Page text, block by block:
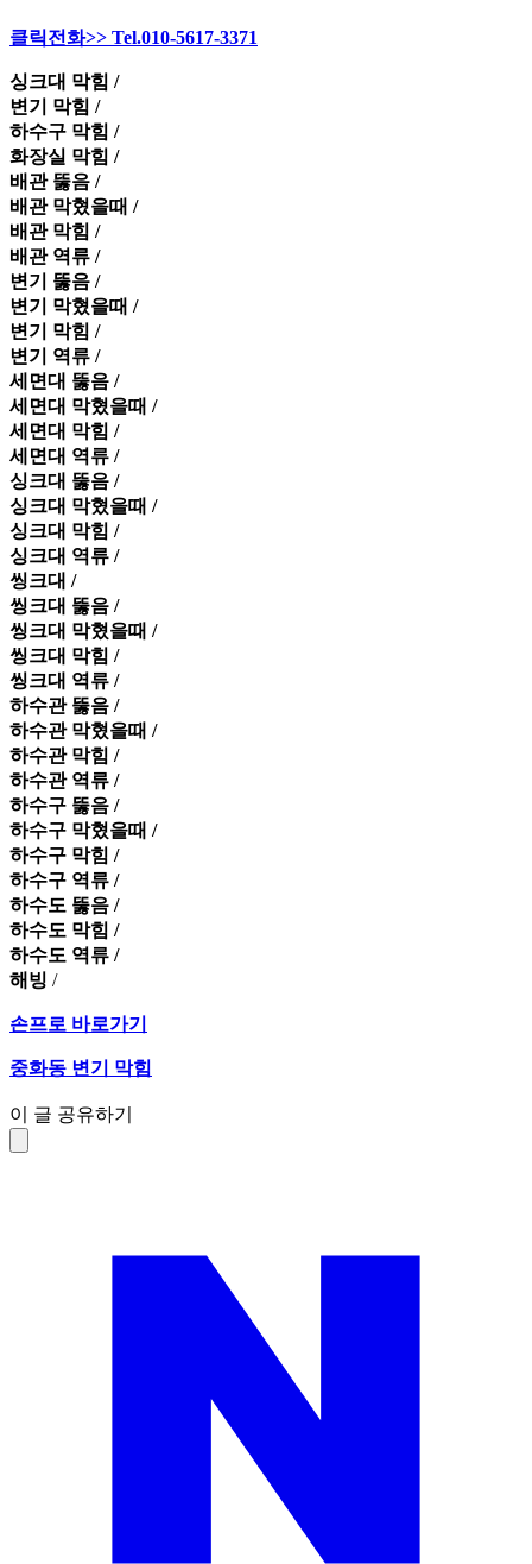
클릭전화>> Tel.010-5617-3371
싱크대 막힘 /
변기 막힘 /
하수구 막힘 /
화장실 막힘 /
배관 뚫음 /
배관 막혔을때 /
배관 막힘 /
배관 역류 /
변기 뚫음 /
변기 막혔을때 /
변기 막힘 /
변기 역류 /
세면대 뚫음 /
세면대 막혔을때 /
세면대 막힘 /
세면대 역류 /
싱크대 뚫음 /
싱크대 막혔을때 /
싱크대 막힘 /
싱크대 역류 /
씽크대 /
씽크대 뚫음 /
씽크대 막혔을때 /
씽크대 막힘 /
씽크대 역류 /
하수관 뚫음 /
하수관 막혔을때 /
하수관 막힘 /
하수관 역류 /
하수구 뚫음 /
하수구 막혔을때 /
하수구 막힘 /
하수구 역류 /
하수도 뚫음 /
하수도 막힘 /
하수도 역류 /
해빙 /
손프로 바로가기
중화동 변기 막힘
이 글 공유하기